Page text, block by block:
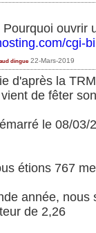
ouvrir
cgi-
dingue 22-Mars-2019
d'après la
de fêter
le 08/
étions 767
année,
de 2,26